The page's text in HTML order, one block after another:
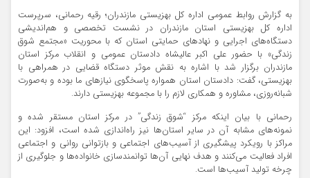
به گزارش روابط عمومی اداره کل بهزیستی مازندران؛ رقیه رحمانی، سرپرست
اداره کل بهزیستی استان مازندران در نشست تخصصی و هم‌اندیشی
دستگاه‌های اجرایی و نهادهای حمایتی استان که با محوریت «مجتمع شوق
زندگی» با حضور علی اکبر عالیشاه دادستان عمومی و انقلاب مرکز استان
مازندران برگزار شد با اشاره به نقش موثر دستگاه قضایی در همراهی با
بهزیستی، گفت: دادستان استان همواره پاسخگوی نیازهای ما بوده و به‌صورت
شبانه‌روزی، مشاوره و همکاری لازم را با مجموعه بهزیستی دارند.
رحمانی با بیان اینکه مرکز “شوق زندگی” در مرکز استان مستقر شده و
نمونه‌های مشابه آن در سایر استان‌ها نیز راه‌اندازی شده است، افزود: این
مراکز با رویکرد پیشگیری از آسیب‌های اجتماعی و بازتوانی روانی و اجتماعی
افراد فعالیت می‌کنند و هدف نهایی آن‌ها توانمندسازی خانواده‌ها و جلوگیری از
چرخه تولید آسیب‌ها است.